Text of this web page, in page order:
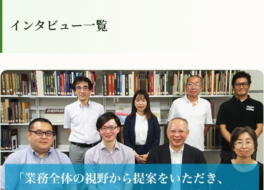
インタビュー一覧